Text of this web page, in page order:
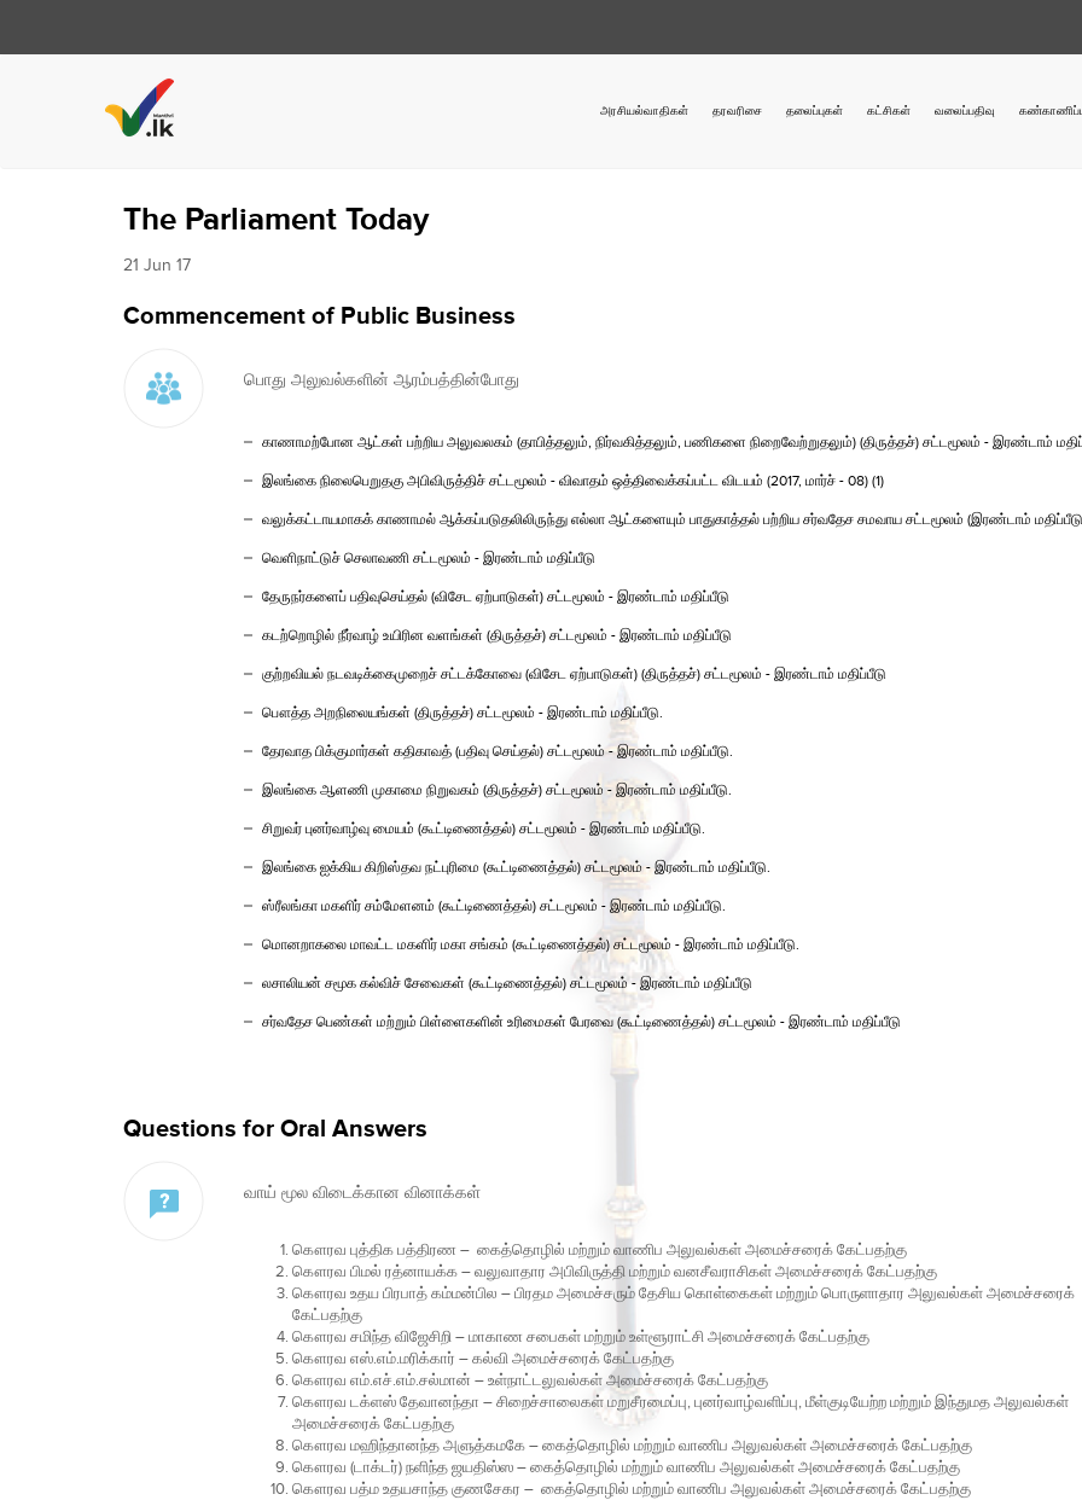
அரசியல்வாதிகள் தரவரிசை தலைப்புகள் கட்சிகள் வலைப்பதிவு
The Parliament Today
21 Jun 17
Commencement of Public Business
பொது அலுவல்களின் ஆரம்பத்தின்போது
காணாமற்போன ஆட்கள் பற்றிய அலுவலகம் (தாபித்தலும், நிர்வகித்தலும், பணிகளை நிறைவேற்றுதலும்) (திருத்தச்) சட்டமூலம் - இரண்டாம்
இலங்கை நிலைபெறுதகு அபிவிருத்திச் சட்டமூலம் - விவாதம் ஒத்திவைக்கப்பட்ட விடயம் (2017, மார்ச் - 08) (1)
வலுக்கட்டாயமாகக் காணாமல் ஆக்கப்படுதலிலிருந்து எல்லா ஆட்களையும் பாதுகாத்தல் பற்றிய சர்வதேச சமவாய சட்டமூலம் (இரண்டாம்
வெளிநாட்டுச் செலாவணி சட்டமூலம் - இரண்டாம் மதிப்பீடு
தேருநர்களைப் பதிவுசெய்தல் (விசேட ஏற்பாடுகள்) சட்டமூலம் - இரண்டாம் மதிப்பீடு
கடற்றொழில் நீர்வாழ் உயிரின வளங்கள் (திருத்தச்) சட்டமூலம் - இரண்டாம் மதிப்பீடு
குற்றவியல் நடவடிக்கைமுறைச் சட்டக்கோவை (விசேட ஏற்பாடுகள்) (திருத்தச்) சட்டமூலம் - இரண்டாம் மதிப்பீடு
பௌத்த அறநிலையங்கள் (திருத்தச்) சட்டமூலம் - இரண்டாம் மதிப்பீடு.
தேரவாத பிக்குமார்கள் கதிகாவத் (பதிவு செய்தல்) சட்டமூலம் - இரண்டாம் மதிப்பீடு.
இலங்கை ஆளணி முகாமை நிறுவகம் (திருத்தச்) சட்டமூலம் - இரண்டாம் மதிப்பீடு.
சிறுவர் புனர்வாழ்வு மையம் (கூட்டிணைத்தல்) சட்டமூலம் - இரண்டாம் மதிப்பீடு.
இலங்கை ஐக்கிய கிறிஸ்தவ நட்புரிமை (கூட்டிணைத்தல்) சட்டமூலம் - இரண்டாம் மதிப்பீடு.
ஸ்ரீலங்கா மகளிர் சம்மேளனம் (கூட்டிணைத்தல்) சட்டமூலம் - இரண்டாம் மதிப்பீடு.
மொனறாகலை மாவட்ட மகளிர் மகா சங்கம் (கூட்டிணைத்தல்) சட்டமூலம் - இரண்டாம் மதிப்பீடு.
லசாலியன் சமூக கல்விச் சேவைகள் (கூட்டிணைத்தல்) சட்டமூலம் - இரண்டாம் மதிப்பீடு
சர்வதேச பெண்கள் மற்றும் பிள்ளைகளின் உரிமைகள் பேரவை (கூட்டிணைத்தல்) சட்டமூலம் - இரண்டாம் மதிப்பீடு
Questions for Oral Answers
வாய் மூல விடைக்கான வினாக்கள்
கௌரவ புத்திக பத்திரண – கைத்தொழில் மற்றும் வாணிப அலுவல்கள் அமைச்சரைக் கேட்பதற்கு
கௌரவ பிமல் ரத்னாயக்க – வலுவாதார அபிவிருத்தி மற்றும் வனசீவராசிகள் அமைச்சரைக் கேட்பதற்கு
கௌரவ உதய பிரபாத் கம்மன்பில – பிரதம அமைச்சரும் தேசிய கொள்கைகள் மற்றும் பொருளாதார அலுவல்கள் அமைச்சரைக்
கேட்பதற்கு
கௌரவ சமிந்த விஜேசிறி – மாகாண சபைகள் மற்றும் உள்ளூராட்சி அமைச்சரைக் கேட்பதற்கு
கௌரவ எஸ்.எம்.மரிக்கார் – கல்வி அமைச்சரைக் கேட்பதற்கு
கௌரவ எம்.எச்.எம்.சல்மான் – உள்நாட்டலுவல்கள் அமைச்சரைக் கேட்பதற்கு
கௌரவ டக்ளஸ் தேவானந்தா – சிறைச்சாலைகள் மறுசீரமைப்பு, புனர்வாழ்வளிப்பு, மீள்குடியேற்ற மற்றும் இந்துமத அலுவல்கள்
அமைச்சரைக் கேட்பதற்கு
கௌரவ மஹிந்தானந்த அளுத்கமகே – கைத்தொழில் மற்றும் வாணிப அலுவல்கள் அமைச்சரைக் கேட்பதற்கு
கௌரவ (டாக்டர்) நளிந்த ஜயதிஸ்ஸ – கைத்தொழில் மற்றும் வாணிப அலுவல்கள் அமைச்சரைக் கேட்பதற்கு
கௌரவ பத்ம உதயசாந்த குணசேகர – கைத்தொழில் மற்றும் வாணிப அலுவல்கள் அமைச்சரைக் கேட்பதற்கு